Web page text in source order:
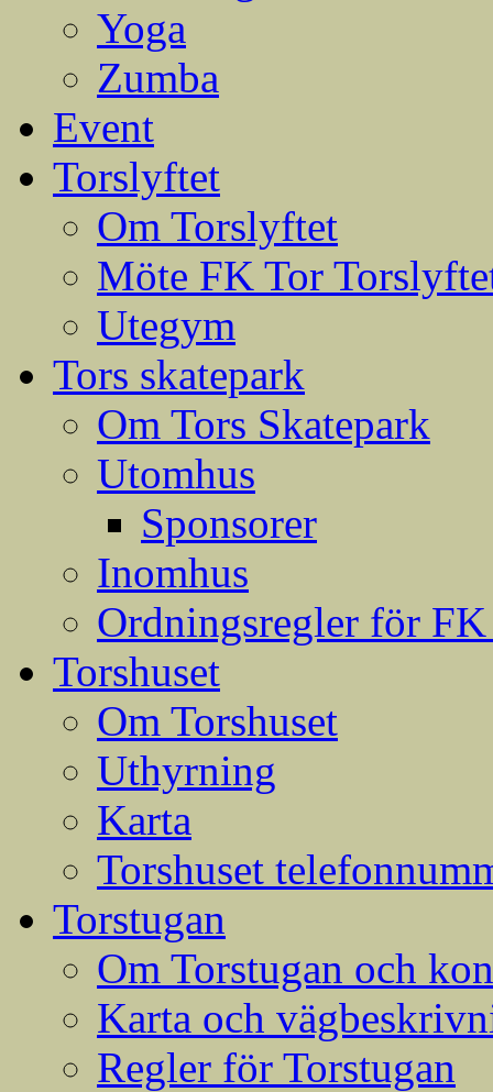
Yoga
Zumba
Event
Torslyftet
Om Torslyftet
Möte FK Tor
Utegym
Tors skatepark
Om Tors Skatepark
Utomhus
Sponsorer
Inomhus
Ordningsregler för FK
Torshuset
Om Torshuset
Uthyrning
Karta
Torshuset
Torstugan
Om Torstugan och
Karta och
Regler för Torstugan